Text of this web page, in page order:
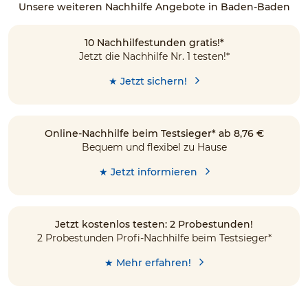
Unsere weiteren Nachhilfe Angebote in Baden-Baden
10 Nachhilfestunden gratis!*
Jetzt die Nachhilfe Nr. 1 testen!*
★ Jetzt sichern!
Online-Nachhilfe beim Testsieger* ab 8,76 €
Bequem und flexibel zu Hause
★ Jetzt informieren
Jetzt kostenlos testen: 2 Probestunden!
2 Probestunden Profi-Nachhilfe beim Testsieger*
★ Mehr erfahren!